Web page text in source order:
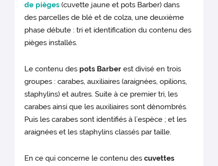
de pièges (cuvette jaune et pots Barber) dans
des parcelles de blé et de colza, une deuxième
phase débute : tri et identification du contenu des
pièges installés.
Le contenu des pots Barber est divisé en trois
groupes : carabes, auxiliaires (araignées, opilions,
staphylins) et autres. Suite à ce premier tri, les
carabes ainsi que les auxiliaires sont dénombrés.
Puis les carabes sont identifiés à l’espèce ; et les
araignées et les staphylins classés par taille.
En ce qui concerne le contenu descuvettes